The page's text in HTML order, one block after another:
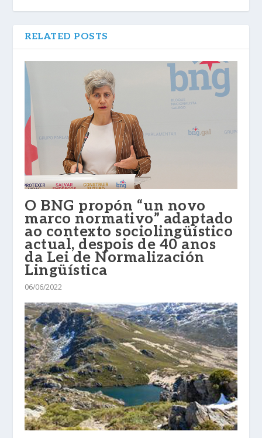
RELATED POSTS
O BNG propón “un novo
marco normativo” adaptado
ao contexto sociolingüístico
actual, despois de 40 anos
da Lei de Normalización
Lingüística
06/06/2022